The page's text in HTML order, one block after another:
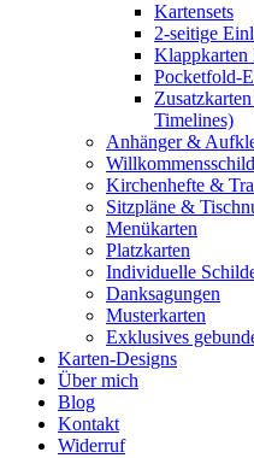
Kartensets
2-seitige
Klappkarten
Pocketfold-
Timelines)
Anhänger &
Kirchenhefte &
Sitzpläne &
Menükarten
Platzkarten
Individuelle
Danksagungen
Musterkarten
Exklusives
Karten-Designs
Über mich
Blog
Kontakt
Widerruf